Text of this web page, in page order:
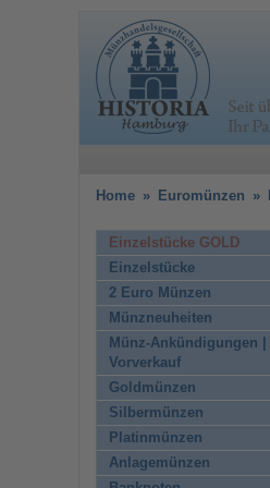
Home » Euromünzen »
Einzelstücke GOLD
Einzelstücke
2 Euro Münzen
Münzneuheiten
Münz-Ankündigungen |
Vorverkauf
Goldmünzen
Silbermünzen
Platinmünzen
Anlagemünzen